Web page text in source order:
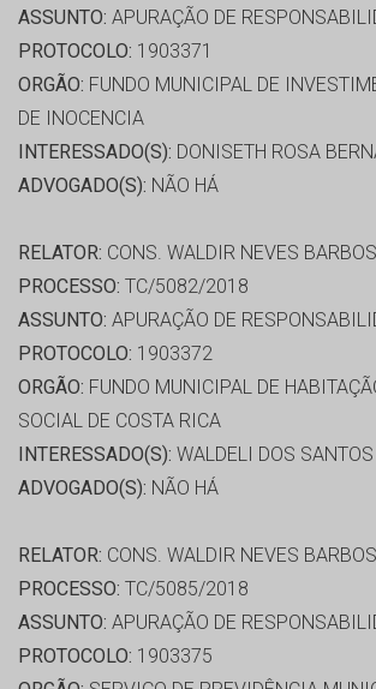
ASSUNTO: APURAÇÃO DE
PROTOCOLO: 1903371
ORGÃO: FUNDO MUNICIPAL DE
DE INOCENCIA
INTERESSADO(S): DONISETH ROSA
ADVOGADO(S): NÃO HÁ
RELATOR: CONS. WALDIR NEVES
PROCESSO: TC/5082/2018
ASSUNTO: APURAÇÃO DE
PROTOCOLO: 1903372
ORGÃO: FUNDO MUNICIPAL DE
SOCIAL DE COSTA RICA
INTERESSADO(S): WALDELI DOS
ADVOGADO(S): NÃO HÁ
RELATOR: CONS. WALDIR NEVES
PROCESSO: TC/5085/2018
ASSUNTO: APURAÇÃO DE
PROTOCOLO: 1903375